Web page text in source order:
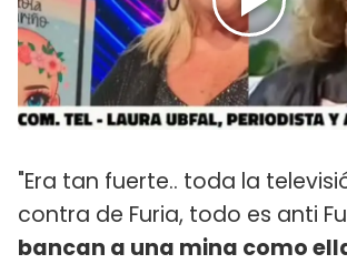
"Era tan fuerte.. toda la
contra de Furia, todo es anti
bancan a una mina como